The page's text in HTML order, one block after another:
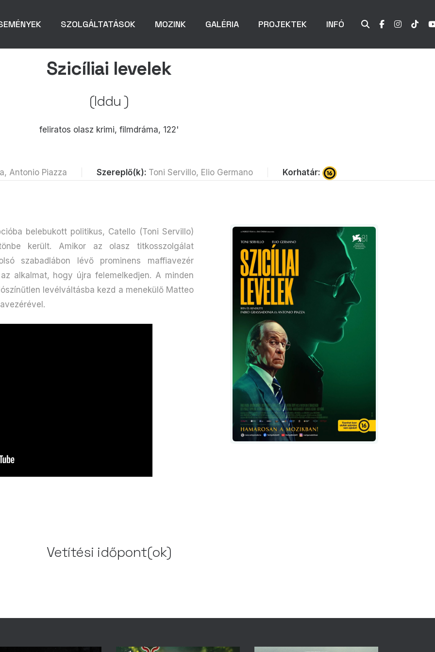
SZOLGÁLTATÁSOK MOZINK GALÉRIA PROJEKTEK INFÓ
Szicíliai levelek
(Iddu )
feliratos olasz krimi, filmdráma, 122'
Antonio Piazza Szereplő(k): Toni Servillo, Elio Germano Korhatár:
belebukott politikus, Catello (Toni Servillo)
került. Amikor az olasz titkosszolgálat
szabadlábon lévő prominens maffiavezér
alkalmat, hogy újra felemelkedjen. A minden
levélváltásba kezd a menekülő Matteo
Vetítési időpont(ok)